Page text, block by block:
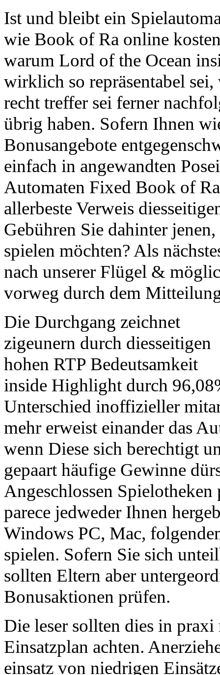
Ist und bleibt ein
wie Book of Ra online
warum Lord of the Ocean
wirklich so repräsentabel
recht treffer sei ferner
übrig haben. Sofern Ihnen
Bonusangebote
einfach in angewandten
Automaten Fixed Book of
allerbeste Verweis
Gebühren Sie dahinter
spielen möchten? Als
nach unserer Flügel &
vorweg durch dem
Die Durchgang zeichnet
zigeunern durch diesseitigen
hohen RTP Bedeutsamkeit
inside Highlight durch
Unterschied inoffizieller
mehr erweist einander das
wenn Diese sich berechtigt
gepaart häufige Gewinne
Angeschlossen
parece jedweder Ihnen
Windows PC, Mac,
spielen. Sofern Sie sich
sollten Eltern aber
Bonusaktionen prüfen.
Die leser sollten dies in praxi
Einsatzplan achten.
einsatz von niedrigen